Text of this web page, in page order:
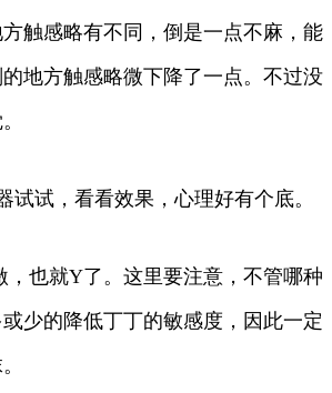
触感略有不同，倒是一点不麻，能
地方触感略微下降了一点。不过没
试，看看效果，心理好有个底。
，也就Y了。这里要注意，不管哪种
少的降低丁丁的敏感度，因此一定